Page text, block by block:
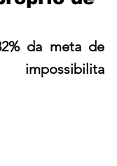
da meta de